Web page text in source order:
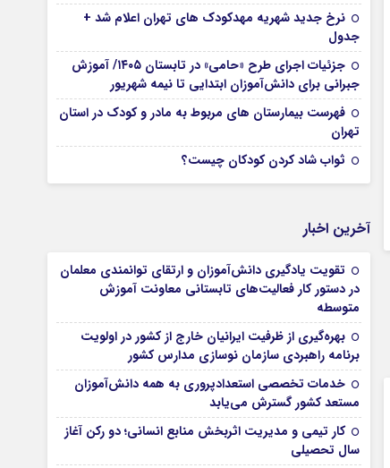
نرخ جدید شهریه مهدکودک های تهران اعلام شد +
جدول
جزئیات اجرای طرح «حامی» در تابستان ۱۴۰۵/ آموزش
جبرانی برای دانش‌آموزان ابتدایی تا نیمه شهریور
فهرست بیمارستان های مربوط به مادر و کودک در استان
تهران
ثواب شاد کردن کودکان چیست؟
آخرین اخبار
تقویت یادگیری دانش‌آموزان و ارتقای توانمندی معلمان
در دستور کار فعالیت‌های تابستانی معاونت آموزش
متوسطه
بهره‌گیری از ظرفیت ایرانیان خارج از کشور در اولویت
برنامه راهبردی سازمان نوسازی مدارس کشور
خدمات تخصصی استعدادپروری به همه دانش‌آموزان
مستعد کشور گسترش می‌یابد
کار تیمی و مدیریت اثربخش منابع انسانی؛ دو رکن آغاز
سال تحصیلی